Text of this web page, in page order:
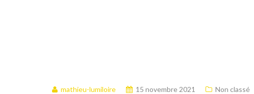
mathieu-lumiloire 15 novembre 2021 Non classé